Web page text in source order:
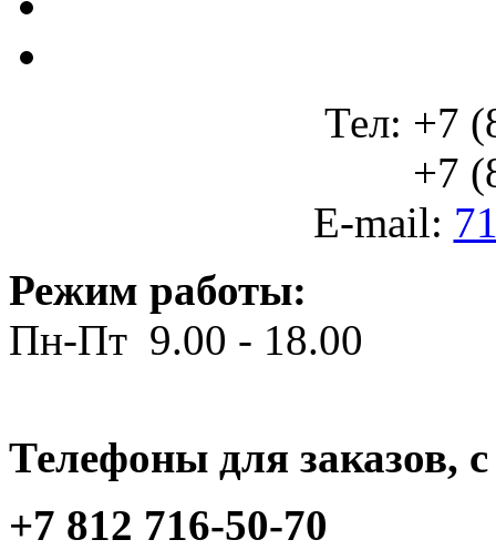
Тел: +7
+7
E-mail:
Режим работы:
Пн-Пт 9.00 - 18.00
Телефоны для заказов,
+7 812 716-50-70